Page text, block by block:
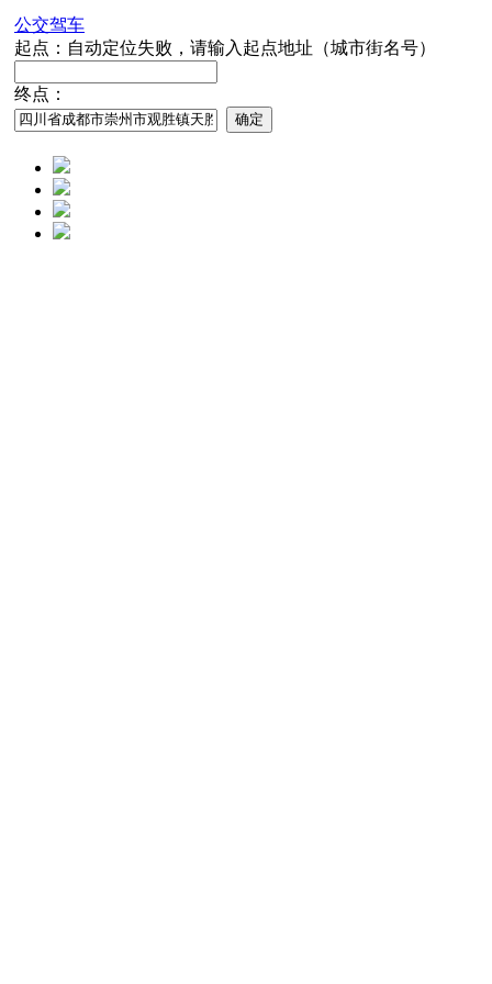
公交驾车
起点： 自动定位失败，请输入起点地址（城市街名号）
终点：